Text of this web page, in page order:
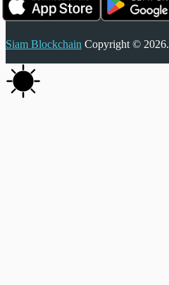
Siam Blockchain Copyright © 2026.